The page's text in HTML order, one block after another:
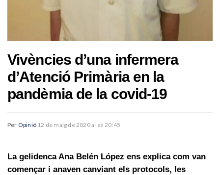
Vivències d’una infermera
d’Atenció Primària en la
pandèmia de la covid-19
Per Opinió 12 de maig de 2020 a les 20:45
La gelidenca Ana Belén López ens explica com van
començar i anaven canviant els protocols, les